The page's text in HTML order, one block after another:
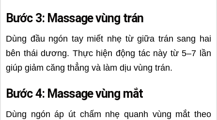
Bước 3: Massage vùng trán
Dùng đầu ngón tay miết nhẹ từ giữa trán sang hai
bên thái dương. Thực hiện động tác này từ 5–7 lần
giúp giảm căng thẳng và làm dịu vùng trán.
Bước 4: Massage vùng mắt
Dùng ngón áp út chấm nhẹ quanh vùng mắt theo